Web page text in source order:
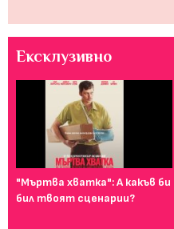
Ексклузивно
"Мъртва хватка": А какъв би
бил твоят сценарии?